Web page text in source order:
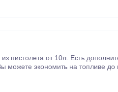
пистолета от 10л. Есть